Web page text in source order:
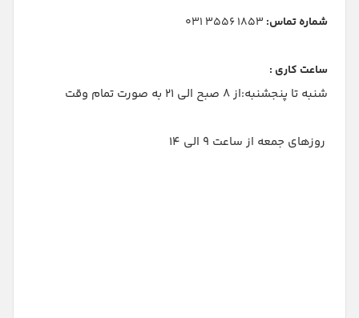
شماره تماس:
ساعت کاری :
شنبه تا پنجشنبه:از 8 صبح الی 21 به صورت تمام وقت
روزهای جمعه از ساعت 9 الی 14